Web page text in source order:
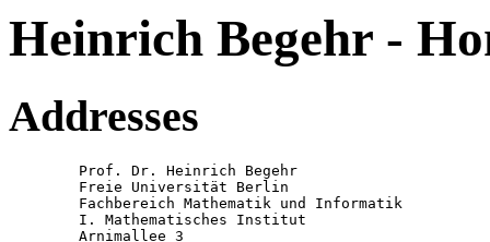
Heinrich Begehr -
Addresses